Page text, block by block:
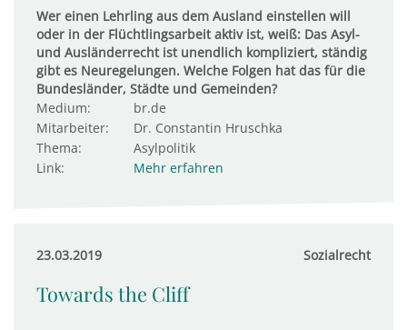
Wer einen Lehrling aus dem Ausland einstellen will
oder in der Flüchtlingsarbeit aktiv ist, weiß: Das Asyl-
und Ausländerrecht ist unendlich kompliziert, ständig
gibt es Neuregelungen. Welche Folgen hat das für die
Bundesländer, Städte und Gemeinden?
Medium:
br.de
Mitarbeiter:
Dr. Constantin Hruschka
Thema:
Asylpolitik
Link:
Mehr erfahren
23.03.2019 Sozialrecht
Towards the Cliff